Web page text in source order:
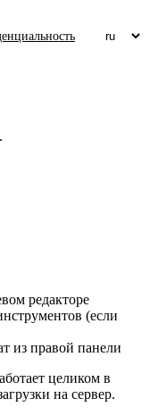
редакторе
(если
из правой панели
целиком в
на сервер.